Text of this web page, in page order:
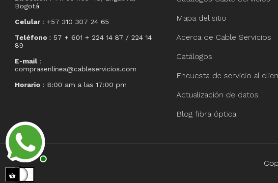
Bogotá
Celular : +57 310 307 24 65
Teléfono : 57 + 601 + 224 14 87 / 224 14
89
E-mail :
comprasenlinea@cableservicios.com
Horario : 8:00 am a las 17:00 pm
Mapa del sitio
Acerca de Cable Servicios
Catálogos
Encuesta de servicio al
Actualización de datos
Blog fibra óptica